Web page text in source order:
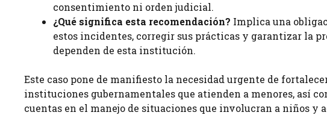
consentimiento ni orden judicial.
¿Qué significa esta recomendación? Implica una
estos incidentes, corregir sus prácticas y garantizar la
dependen de esta institución.
Este caso pone de manifiesto la necesidad urgente de
instituciones gubernamentales que atienden a menores, así
cuentas en el manejo de situaciones que involucran a niños y